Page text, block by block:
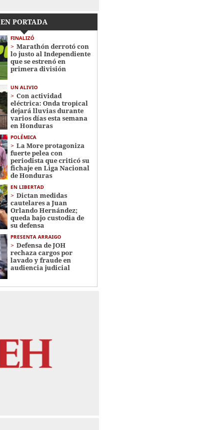
EN PORTADA
FINALIZÓ
Marathón derrotó con
lo justo al Independiente
que se estrenó en
primera división
UN ALIVIO
Con actividad
eléctrica: Onda tropical
dejará lluvias durante
varios días esta semana
en Honduras
POLÉMICA
La More protagoniza
fuerte pelea con
periodista que criticó su
fichaje en Liga Nacional
de Honduras
EN LIBERTAD
Dictan medidas
cautelares a Juan
Orlando Hernández;
queda bajo custodia de
su defensa
PRESENTA ARRAIGO
Defensa de JOH
rechaza cargos por
lavado y fraude en
audiencia judicial